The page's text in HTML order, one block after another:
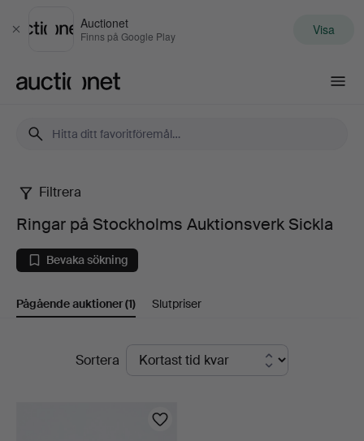
Stäng
Auctionet
Finns på Google Play Visa
Ringar
på
Stockholms
Auktionsverk
Filtrera
Ringar på Stockholms Auktionsverk Sickla
Bevaka sökning
Pågående auktioner(1) Slutpriser
PågåendeSortera